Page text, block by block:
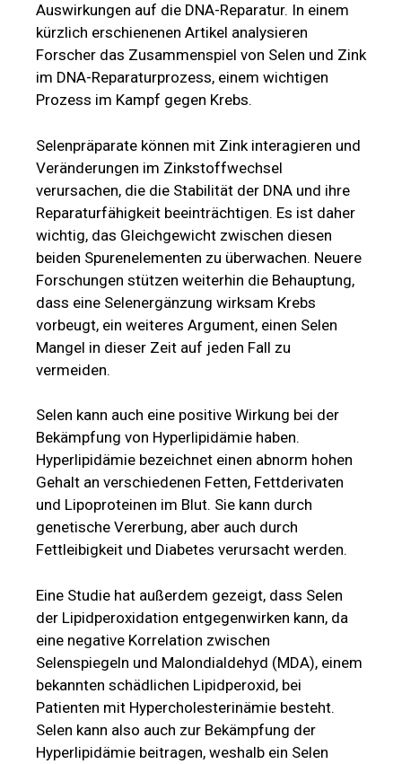
Auswirkungen auf die DNA-Reparatur. In einem
kürzlich erschienenen Artikel analysieren
Forscher das Zusammenspiel von Selen und Zink
im DNA-Reparaturprozess, einem wichtigen
Prozess im Kampf gegen Krebs.
Selenpräparate können mit Zink interagieren und
Veränderungen im Zinkstoffwechsel
verursachen, die die Stabilität der DNA und ihre
Reparaturfähigkeit beeinträchtigen. Es ist daher
wichtig, das Gleichgewicht zwischen diesen
beiden Spurenelementen zu überwachen. Neuere
Forschungen stützen weiterhin die Behauptung,
dass eine Selenergänzung wirksam Krebs
vorbeugt, ein weiteres Argument, einen Selen
Mangel in dieser Zeit auf jeden Fall zu
vermeiden.
Selen kann auch eine positive Wirkung bei der
Bekämpfung von Hyperlipidämie haben.
Hyperlipidämie bezeichnet einen abnorm hohen
Gehalt an verschiedenen Fetten, Fettderivaten
und Lipoproteinen im Blut. Sie kann durch
genetische Vererbung, aber auch durch
Fettleibigkeit und Diabetes verursacht werden.
Eine Studie hat außerdem gezeigt, dass Selen
der Lipidperoxidation entgegenwirken kann, da
eine negative Korrelation zwischen
Selenspiegeln und Malondialdehyd (MDA), einem
bekannten schädlichen Lipidperoxid, bei
Patienten mit Hypercholesterinämie besteht.
Selen kann also auch zur Bekämpfung der
Hyperlipidämie beitragen, weshalb ein Selen